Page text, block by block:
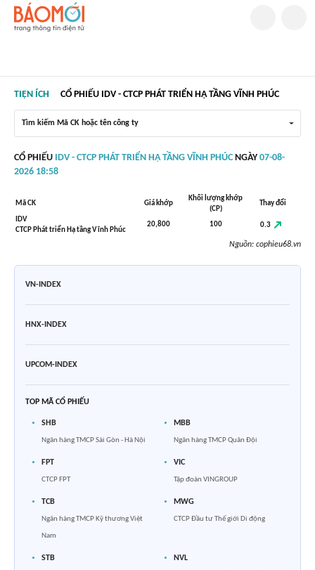
TIỆN ÍCH CỔ PHIẾU IDV - CTCP PHÁT TRIỂN HẠ TẦNG VĨNH PHÚC
Tìm kiếm Mã CK hoặc tên công ty
CỔ PHIẾU IDV - CTCP PHÁT TRIỂN HẠ TẦNG VĨNH PHÚC NGÀY 07-08-
2026 18:58
Mã CK Giá khớp
Khối lượng khớp
(CP)
Thay đổi
IDV
CTCP Phát triển Hạ tầng Vĩnh Phúc
20,800 100 0.3
Nguồn: cophieu68.vn
VN-INDEX
HNX-INDEX
UPCOM-INDEX
TOP MÃ CỔ PHIẾU
SHB
Ngân hàng TMCP Sài Gòn - Hà Nội
MBB
Ngân hàng TMCP Quân Đội
FPT
CTCP FPT
VIC
Tập đoàn VINGROUP
TCB
Ngân hàng TMCP Kỹ thương Việt
Nam
MWG
CTCP Đầu tư Thế giới Di động
STB
NVL